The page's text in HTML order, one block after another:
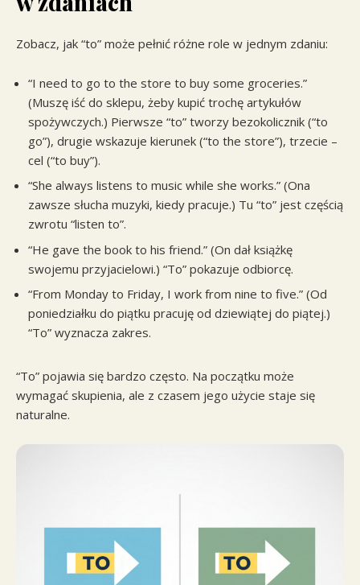
Zobacz, jak “to” może pełnić różne role w jednym zdaniu:
“I need to go to the store to buy some groceries.”
(Muszę iść do sklepu, żeby kupić trochę artykułów
spożywczych.) Pierwsze “to” tworzy bezokolicznik (“to
go”), drugie wskazuje kierunek (“to the store”), trzecie –
cel (“to buy”).
“She always listens to music while she works.” (Ona
zawsze słucha muzyki, kiedy pracuje.) Tu “to” jest częścią
zwrotu “listen to”.
“He gave the book to his friend.” (On dał książkę
swojemu przyjacielowi.) “To” pokazuje odbiorcę.
“From Monday to Friday, I work from nine to five.” (Od
poniedziałku do piątku pracuję od dziewiątej do piątej.)
“To” wyznacza zakres.
“To” pojawia się bardzo często. Na początku może
wymagać skupienia, ale z czasem jego użycie staje się
naturalne.